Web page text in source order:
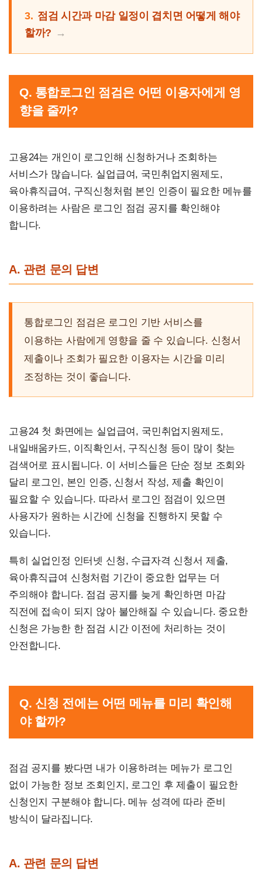
3. 점검 시간과 마감 일정이 겹치면 어떻게 해야
할까?
Q. 통합로그인 점검은 어떤 이용자에게 영
향을 줄까?
고용24는 개인이 로그인해 신청하거나 조회하는
서비스가 많습니다. 실업급여, 국민취업지원제도,
육아휴직급여, 구직신청처럼 본인 인증이 필요한 메뉴를
이용하려는 사람은 로그인 점검 공지를 확인해야
합니다.
A. 관련 문의 답변
통합로그인 점검은 로그인 기반 서비스를
이용하는 사람에게 영향을 줄 수 있습니다. 신청서
제출이나 조회가 필요한 이용자는 시간을 미리
조정하는 것이 좋습니다.
고용24 첫 화면에는 실업급여, 국민취업지원제도,
내일배움카드, 이직확인서, 구직신청 등이 많이 찾는
검색어로 표시됩니다. 이 서비스들은 단순 정보 조회와
달리 로그인, 본인 인증, 신청서 작성, 제출 확인이
필요할 수 있습니다. 따라서 로그인 점검이 있으면
사용자가 원하는 시간에 신청을 진행하지 못할 수
있습니다.
특히 실업인정 인터넷 신청, 수급자격 신청서 제출,
육아휴직급여 신청처럼 기간이 중요한 업무는 더
주의해야 합니다. 점검 공지를 늦게 확인하면 마감
직전에 접속이 되지 않아 불안해질 수 있습니다. 중요한
신청은 가능한 한 점검 시간 이전에 처리하는 것이
안전합니다.
Q. 신청 전에는 어떤 메뉴를 미리 확인해
야 할까?
점검 공지를 봤다면 내가 이용하려는 메뉴가 로그인
없이 가능한 정보 조회인지, 로그인 후 제출이 필요한
신청인지 구분해야 합니다. 메뉴 성격에 따라 준비
방식이 달라집니다.
A. 관련 문의 답변